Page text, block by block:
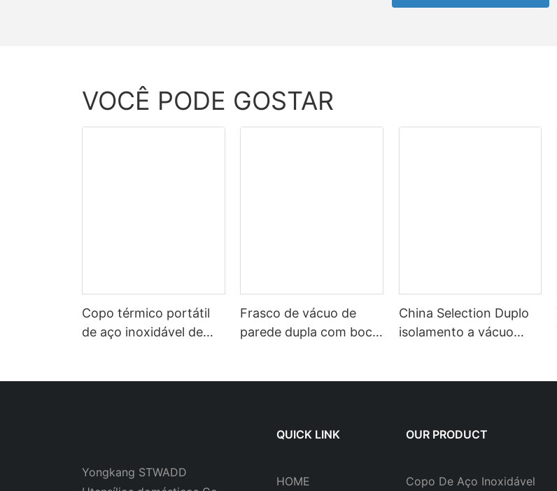
VOCÊ PODE GOSTAR
Copo térmico portátil
de aço inoxidável de
Frasco de vácuo de
parede dupla com boca
China Selection Duplo
isolamento a vácuo
Yongkang STWADD
QUICK LINK
HOME
OUR PRODUCT
Copo De Aço Inoxidável